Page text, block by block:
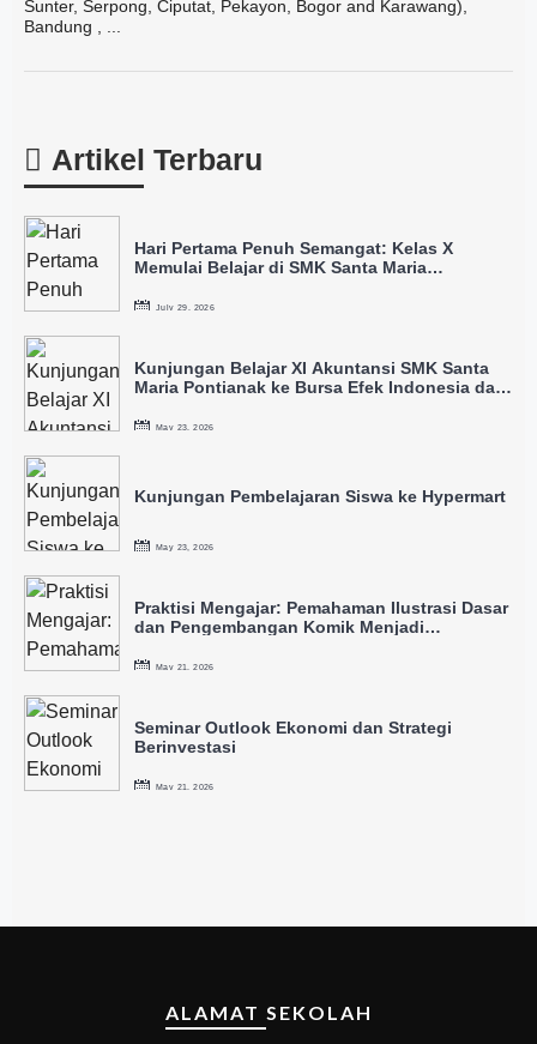
Sunter, Serpong, Ciputat, Pekayon, Bogor and Karawang),
Bandung , ...
Artikel Terbaru
Hari Pertama Penuh Semangat: Kelas X
Memulai Belajar di SMK Santa Maria
July 29, 2026
Kunjungan Belajar XI Akuntansi SMK Santa
Maria Pontianak ke Bursa Efek Indonesia dan
May 23, 2026
Kunjungan Pembelajaran Siswa ke Hypermart
May 23, 2026
Praktisi Mengajar: Pemahaman Ilustrasi Dasar
dan Pengembangan Komik Menjadi
May 21, 2026
Seminar Outlook Ekonomi dan Strategi
Berinvestasi
May 21, 2026
ALAMAT SEKOLAH